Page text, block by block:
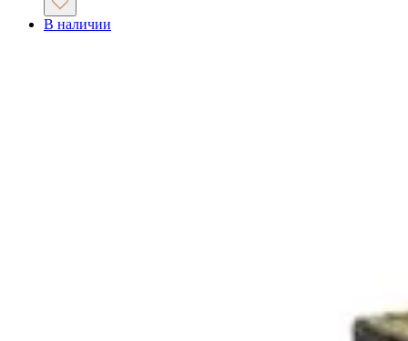
В наличии